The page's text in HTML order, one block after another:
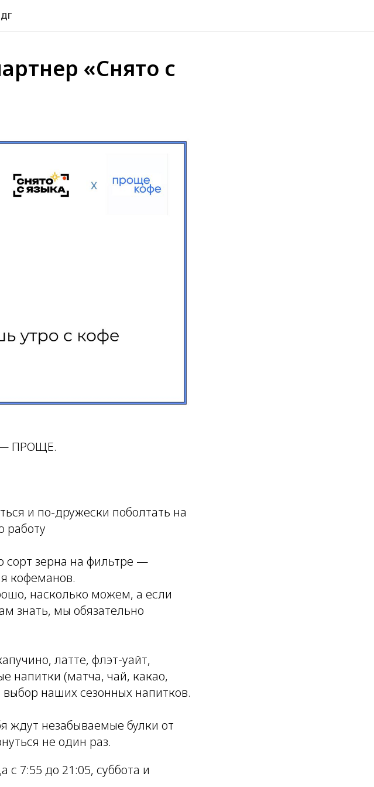
«Снято с
— ПРОЩЕ.
и по-дружески поболтать на
работу
сорт зерна на фильтре —
кофеманов.
насколько можем, а если
знать, мы обязательно
латте, флэт-уайт,
напитки (матча, чай, какао,
наших сезонных напитков.
ждут незабываемые булки от
не один раз.
с 7:55 до 21:05, суббота и